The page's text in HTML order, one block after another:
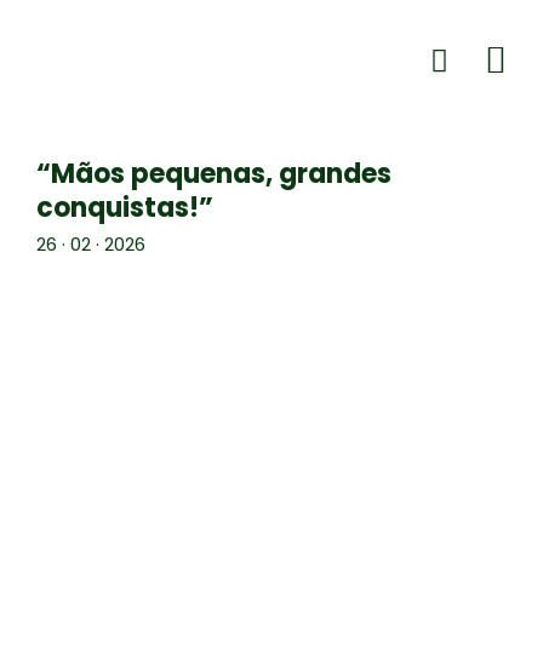
“Mãos pequenas, grandes
conquistas!”
26 · 02 · 2026